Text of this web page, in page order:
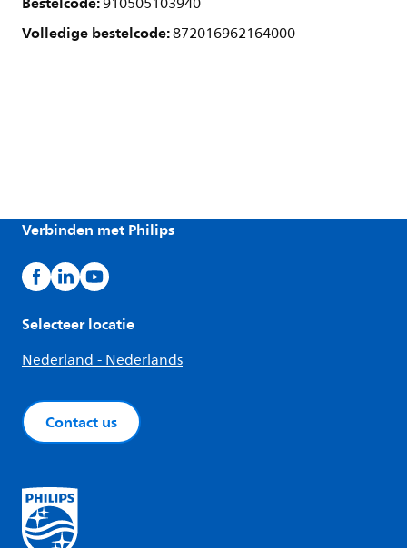
Volledige bestelcode:872016962164000
Verbinden met Philips
Selecteer locatie
Nederland - Nederlands
Contact us